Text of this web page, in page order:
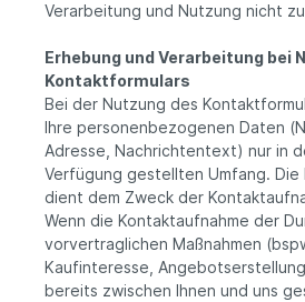
Verarbeitung und Nutzung nicht
Erhebung und Verarbeitung bei
Kontaktformulars
Bei der Nutzung des
Ihre personenbezogenen Daten
Adresse, Nachrichtentext) nur in
Verfügung gestellten Umfang.
dient dem Zweck der
Wenn die Kontaktaufnahme der
vorvertraglichen Maßnahmen
Kaufinteresse,
bereits zwischen Ihnen und uns